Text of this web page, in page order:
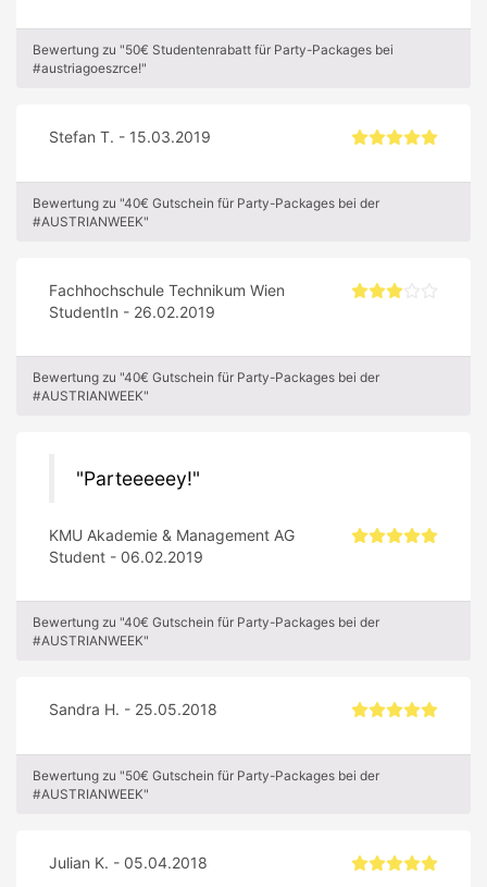
Bewertung zu "50€ Studentenrabatt für Party-Packages bei
#austriagoeszrce!"
Stefan T. - 15.03.2019
Bewertung zu "40€ Gutschein für Party-Packages bei der
#AUSTRIANWEEK"
Fachhochschule Technikum Wien
StudentIn - 26.02.2019
Bewertung zu "40€ Gutschein für Party-Packages bei der
#AUSTRIANWEEK"
Parteeeeey!
KMU Akademie & Management AG
Student - 06.02.2019
Bewertung zu "40€ Gutschein für Party-Packages bei der
#AUSTRIANWEEK"
Sandra H. - 25.05.2018
Bewertung zu "50€ Gutschein für Party-Packages bei der
#AUSTRIANWEEK"
Julian K. - 05.04.2018